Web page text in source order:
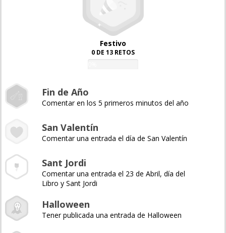
Festivo
0 DE 13 RETOS
Fin de Año
Comentar en los 5 primeros minutos del año
San Valentín
Comentar una entrada el día de San Valentín
Sant Jordi
Comentar una entrada el 23 de Abril, día del
Libro y Sant Jordi
Halloween
Tener publicada una entrada de Halloween